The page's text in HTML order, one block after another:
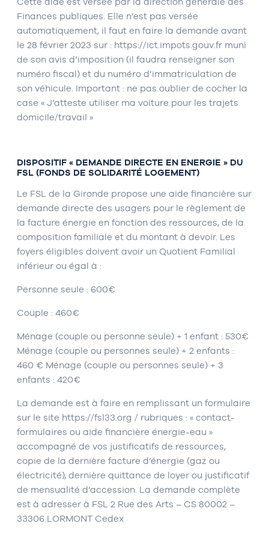
Finances publiques. Elle n’est pas versée
automatiquement, il faut en faire la demande avant
le 28 février 2023 sur : https://ict.impots.gouv.fr muni
de son avis d’imposition (il faudra renseigner son
numéro fiscal) et du numéro d’immatriculation de
son véhicule. Important : ne pas oublier de cocher la
case « J’atteste utiliser ma voiture pour les trajets
domicile/travail »
DISPOSITIF « DEMANDE DIRECTE EN ENERGIE » DU
FSL (FONDS DE SOLIDARITÉ LOGEMENT)
Le FSL de la Gironde propose une aide financière sur
demande directe des usagers pour le règlement de
la facture énergie en fonction des ressources, de la
composition familiale et du montant à devoir. Les
foyers éligibles doivent avoir un Quotient Familial
inférieur ou égal à :
Personne seule : 600€
Couple : 460€
Ménage (couple ou personne seule) + 1 enfant : 530€
Ménage (couple ou personnes seule) + 2 enfants :
460 € Ménage (couple ou personnes seule) + 3
enfants : 420€
La demande est à faire en remplissant un formulaire
sur le site https://fsl33.org / rubriques : « contact-
formulaires ou aide financière énergie-eau »
accompagné de vos justificatifs de ressources,
copie de la dernière facture d’énergie (gaz ou
électricité), dernière quittance de loyer ou justificatif
de mensualité d’accession. La demande complète
est à adresser à FSL 2 Rue des Arts – CS 80002 –
33306 LORMONT Cedex